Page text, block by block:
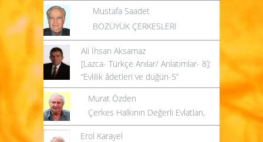
Mustafa Saadet
BOZÜYÜK ÇERKESLERİ
Ali İhsan Aksamaz
[Lazca- Türkçe Anılar/ Anlatımlar- 8]:
“Evlilik âdetleri ve düğün-5”
Murat Özden
Çerkes Halkının Değerli Evlatları,
Erol Karayel